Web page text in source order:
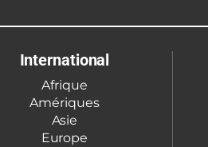
International
Afrique
Amériques
Asie
Europe